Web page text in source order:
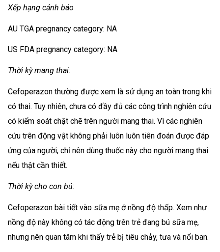
Xếp hạng cảnh báo
AU TGA pregnancy category: NA
US FDA pregnancy category: NA
Thời kỳ mang thai:
Cefoperazon thường được xem là sử dụng an toàn trong khi
có thai. Tuy nhiên, chưa có đầy đủ các công trình nghiên cứu
có kiểm soát chặt chẽ trên người mang thai. Vì các nghiên
cứu trên động vật không phải luôn luôn tiên đoán được đáp
ứng của người, chỉ nên dùng thuốc này cho người mang thai
nếu thật cần thiết.
Thời kỳ cho con bú:
Cefoperazon bài tiết vào sữa mẹ ở nồng độ thấp. Xem như
nồng độ này không có tác động trên trẻ đang bú sữa mẹ,
nhưng nên quan tâm khi thấy trẻ bị tiêu chảy, tưa và nổi ban.